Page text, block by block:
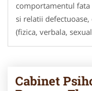
comportamentul
si relatii
(fizica, verbala,
Cabinet